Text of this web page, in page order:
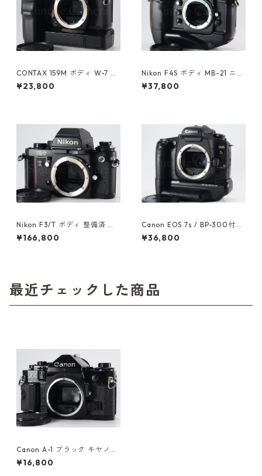
CONTAX 159M ボディ W-7 ワ
インダー付 コンタックス（61
025）
¥23,800
Nikon F4S ボディ MB-21 ニコ
ン（61415）
¥37,800
Nikon F3/T ボディ 整備済 ニ
コン (61056)
¥166,800
Canon EOS 7s / BP-300付
キヤノン (61243)
¥36,800
最近チェックした商品
Canon A-1 ブラック キヤノン
（61393）
¥16,800